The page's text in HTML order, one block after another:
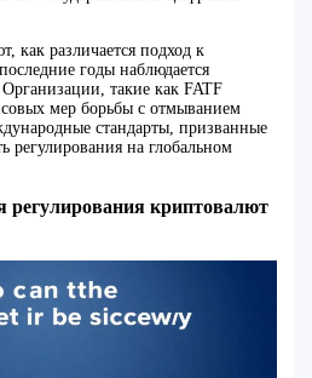
как различается подход к
годы наблюдается
такие как FATF
мер борьбы с отмыванием
стандарты, призванные
регулирования на глобальном
криптовалют